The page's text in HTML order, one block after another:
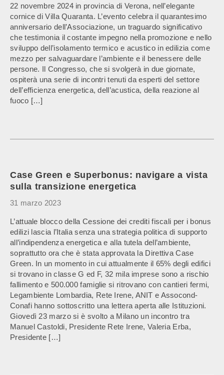
22 novembre 2024 in provincia di Verona, nell’elegante
cornice di Villa Quaranta. L’evento celebra il quarantesimo
anniversario dell’Associazione, un traguardo significativo
che testimonia il costante impegno nella promozione e nello
sviluppo dell’isolamento termico e acustico in edilizia come
mezzo per salvaguardare l’ambiente e il benessere delle
persone. Il Congresso, che si svolgerà in due giornate,
ospiterà una serie di incontri tenuti da esperti del settore
dell’efficienza energetica, dell’acustica, della reazione al
fuoco […]
Case Green e Superbonus: navigare a vista
sulla transizione energetica
31 marzo 2023
L’attuale blocco della Cessione dei crediti fiscali per i bonus
edilizi lascia l’Italia senza una strategia politica di supporto
all’indipendenza energetica e alla tutela dell’ambiente,
soprattutto ora che è stata approvata la Direttiva Case
Green. In un momento in cui attualmente il 65% degli edifici
si trovano in classe G ed F, 32 mila imprese sono a rischio
fallimento e 500.000 famiglie si ritrovano con cantieri fermi,
Legambiente Lombardia, Rete Irene, ANIT e Assocond-
Conafi hanno sottoscritto una lettera aperta alle Istituzioni.
Giovedì 23 marzo si è svolto a Milano un incontro tra
Manuel Castoldi, Presidente Rete Irene, Valeria Erba,
Presidente […]